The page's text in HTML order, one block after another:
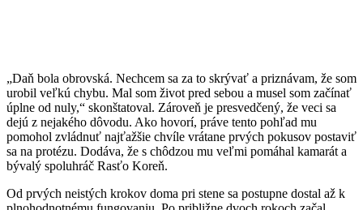
„Daň bola obrovská. Nechcem sa za to skrývať a priznávam, že som
urobil veľkú chybu. Mal som život pred sebou a musel som začínať
úplne od nuly,“ skonštatoval. Zároveň je presvedčený, že veci sa
dejú z nejakého dôvodu. Ako hovorí, práve tento pohľad mu
pomohol zvládnuť najťažšie chvíle vrátane prvých pokusov postaviť
sa na protézu. Dodáva, že s chôdzou mu veľmi pomáhal kamarát a
bývalý spoluhráč Rasťo Koreň.
Od prvých neistých krokov doma pri stene sa postupne dostal až k